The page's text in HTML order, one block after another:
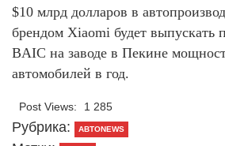
$10 млрд долларов в
брендом Xiaomi будет выпускать
BAIC на заводе в Пекине
автомобилей в год.
Post Views: 1 285
Рубрика: АВТОNEWS